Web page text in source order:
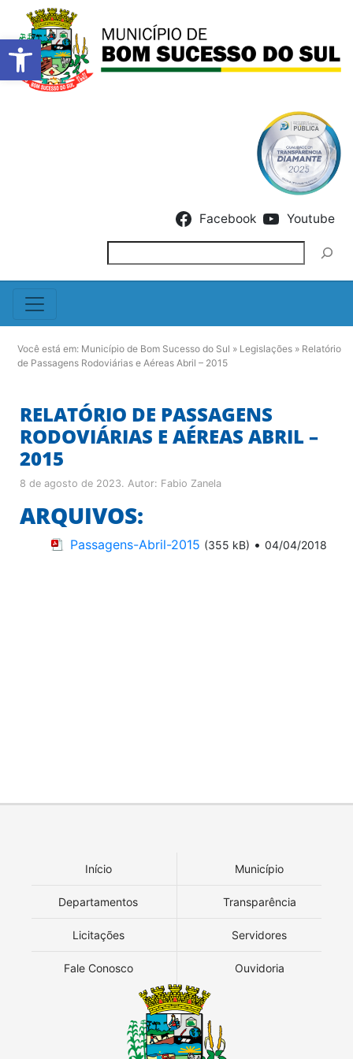
Barra de Ferramentas
Facebook Youtube
Você está em: Município de Bom Sucesso do Sul » Legislações » Relatório
de Passagens Rodoviárias e Aéreas Abril – 2015
RELATÓRIO DE PASSAGENS
RODOVIÁRIAS E AÉREAS ABRIL –
2015
8 de agosto de 2023. Autor: Fabio Zanela
ARQUIVOS:
Passagens-Abril-2015 (355 kB) • 04/04/2018
Início Município
Departamentos Transparência
Licitações Servidores
Fale Conosco Ouvidoria